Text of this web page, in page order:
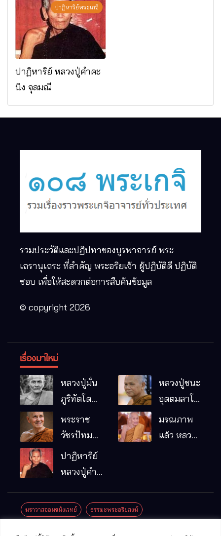
ดาราภิรมย์ อ.แม่ริม
จ.เชียงใหม่
ปาฏิหาริย์พระเกจิ
ปาฏิหาริย์ หลวงปู่คำคะ
นิง จุลมณี
รวมประวัติและปฏิปทาของบูรพาจารย์ พระ
เถรานุเถระ ที่สำคัญ พระอริยเจ้า ผู้ปฏิบัติดี ปฏิบัติ
ชอบ เพื่อให้สะดวกต่อการสืบค้นข้อมูล
© copyright 2026
เรื่องมาใหม่
หลวงปู่มั่น
ภูริทัตโต
พระอริยเจ้า
ผู้เป็นบิดา
รมฐาน
หลวงปู่ชนะ
อุตตมลาโภ
หมากอื๋อ
พระราช
วัชรปัทม
คุณ (หลวง
ปู่บัวเกตุ
แล้ว วัดป่า
มรณภาพ
แล้ว หลวง
ปาฏิหาริย์
หลวงปู่คำ
มณี
ฆราวาสจอมขมังเวทย์ ธรรมะพระอริยสงฆ์